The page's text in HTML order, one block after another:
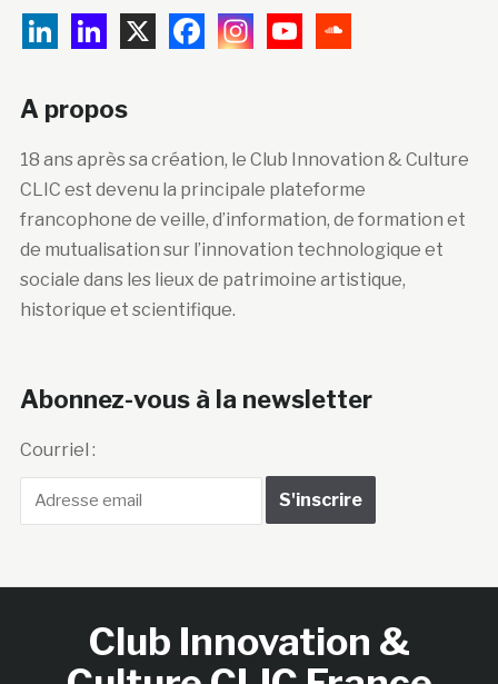
A propos
18 ans après sa création, le Club Innovation & Culture
CLIC est devenu la principale plateforme
francophone de veille, d’information, de formation et
de mutualisation sur l’innovation technologique et
sociale dans les lieux de patrimoine artistique,
historique et scientifique.
Abonnez-vous à la newsletter
Courriel :
Club Innovation &